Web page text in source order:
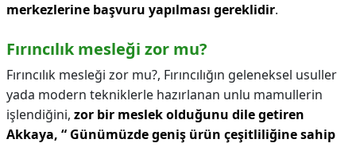
merkezlerine başvuru yapılması gereklidir.
Fırıncılık mesleği zor mu?
Fırıncılık mesleği zor mu?, Fırıncılığın geleneksel usuller
yada modern tekniklerle hazırlanan unlu mamullerin
işlendiğini, zor bir meslek olduğunu dile getiren
Akkaya, “ Günümüzde geniş ürün çeşitliliğine sahip